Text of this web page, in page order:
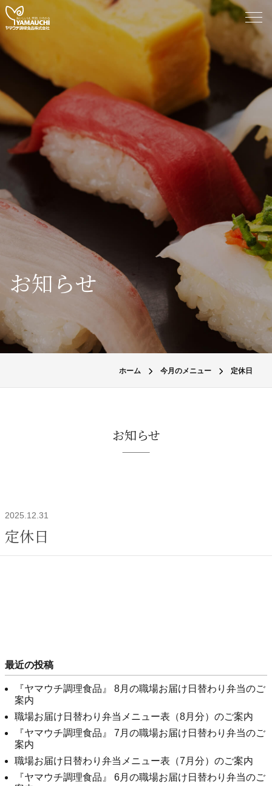
お知らせ
ホーム 今月のメニュー 定休日
お知らせ
2025.12.31
定休日
最近の投稿
『ヤマウチ調理食品』 8月の職場お届け日替わり弁当のご
案内
職場お届け日替わり弁当メニュー表（8月分）のご案内
『ヤマウチ調理食品』 7月の職場お届け日替わり弁当のご
案内
職場お届け日替わり弁当メニュー表（7月分）のご案内
『ヤマウチ調理食品』 6月の職場お届け日替わり弁当のご